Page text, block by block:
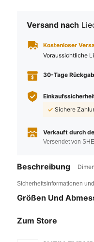
Versand nach
Kostenloser
Voraussichtliche
30-Tage
Sichere
Verkauft durch
Versendet von
Beschreibung
Sicherheitsinformationen
Größen Und
Zum Store
4,90